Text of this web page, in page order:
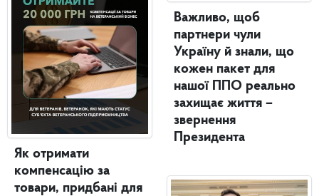
Як отримати
компенсацію за
товари, придбані для
Важливо, щоб
партнери чули
Україну й знали, що
кожен пакет для
нашої ППО реально
захищає життя –
звернення
Президента